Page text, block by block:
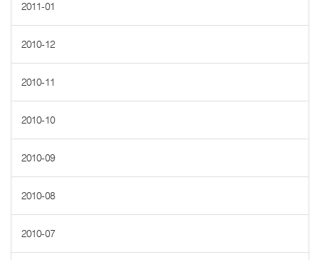
2011-01
2010-12
2010-11
2010-10
2010-09
2010-08
2010-07